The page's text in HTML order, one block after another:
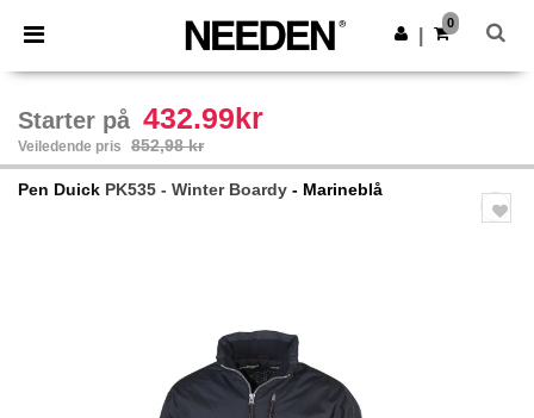
× Needen-app
Bedre priser i appen!
Last ned app
0
Starter på 432.99kr
Veiledende pris 852,98 kr
Pen Duick PK535 - Winter Boardy - Marineblå